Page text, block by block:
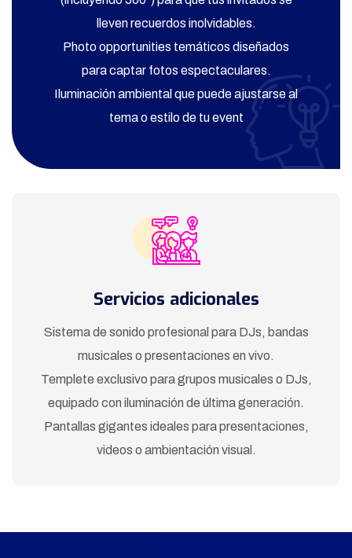
lleven recuerdos inolvidables.
Photo opportunities temáticos diseñados
para captar fotos espectaculares.
Iluminación ambiental que puede ajustarse al
tema o estilo de tu event
Servicios adicionales
Sistema de sonido profesional para DJs, bandas
musicales o presentaciones en vivo.
Templete exclusivo para grupos musicales o DJs,
equipado con iluminación de última generación.
Pantallas gigantes ideales para presentaciones,
videos o ambientación visual.